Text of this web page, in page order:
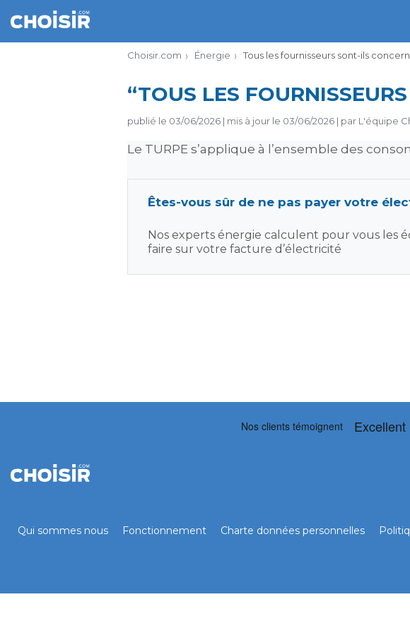
Choisir.com Énergie Tous les fournisseurs sont-ils
“TOUS LES
publié le 03/06/2026 | mis à jour le 03/06/2026 | par L'équipe
Le TURPE s’applique à l’ensemble des
Êtes-vous sûr de ne pas payer votre
Nos experts énergie calculent pour vous les
faire sur votre facture d’électricité
Qui sommes nous Fonctionnement Charte données personnelles